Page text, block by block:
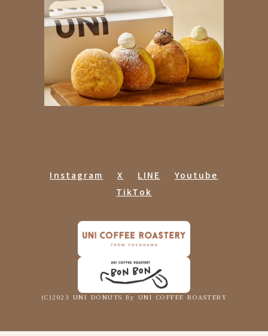
Instagram X LINE
Youtube
TikTok
(C)2023 UNI DONUTS By UNI COFFEE ROASTERY